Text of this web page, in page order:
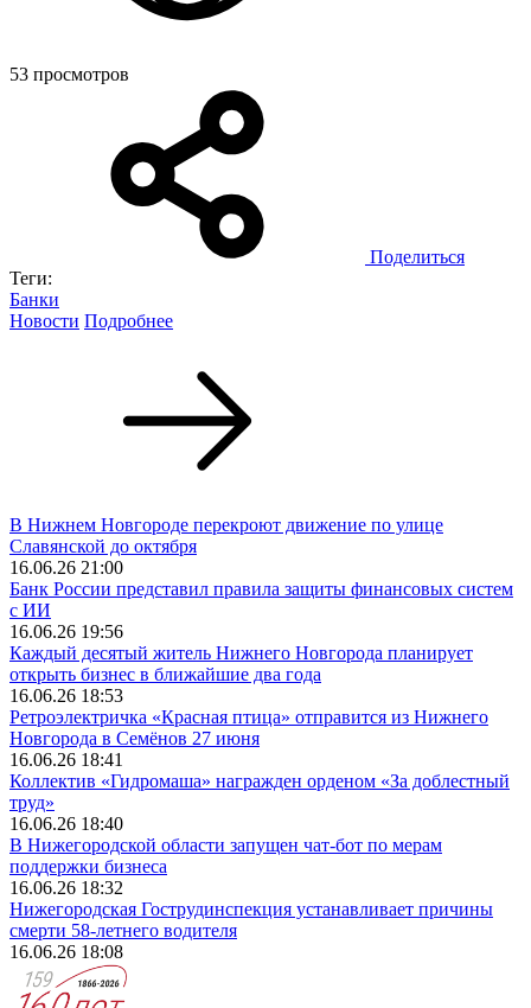
53 просмотров
Поделиться
Теги:
Банки
Новости Подробнее
В Нижнем Новгороде перекроют движение по улице
Славянской до октября
16.06.26 21:00
Банк России представил правила защиты финансовых систем
с ИИ
16.06.26 19:56
Каждый десятый житель Нижнего Новгорода планирует
открыть бизнес в ближайшие два года
16.06.26 18:53
Ретроэлектричка «Красная птица» отправится из Нижнего
Новгорода в Семёнов 27 июня
16.06.26 18:41
Коллектив «Гидромаша» награжден орденом «За доблестный
труд»
16.06.26 18:40
В Нижегородской области запущен чат-бот по мерам
поддержки бизнеса
16.06.26 18:32
Нижегородская Гострудинспекция устанавливает причины
смерти 58-летнего водителя
16.06.26 18:08